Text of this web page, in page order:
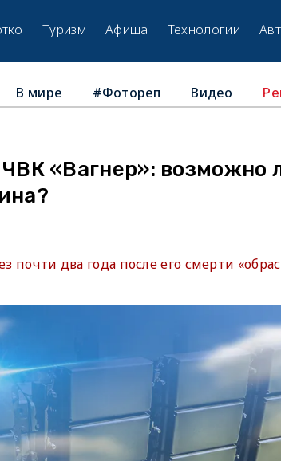
Туризм Афиша Технологии
В мире #Фотореп Видео
«Вагнер»: возможно
два года после его смерти